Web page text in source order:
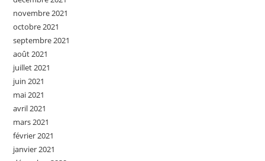
novembre 2021
octobre 2021
septembre 2021
août 2021
juillet 2021
juin 2021
mai 2021
avril 2021
mars 2021
février 2021
janvier 2021